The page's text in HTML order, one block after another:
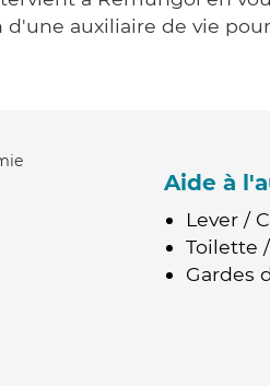
d'une auxiliaire de vie
Aide à
Lever /
Toilette
Gardes